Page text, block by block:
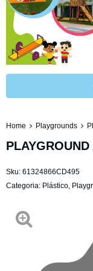
Home Playgrounds
PLAYGROUND
Sku: 61324866CD495
Categoria: Plástico,